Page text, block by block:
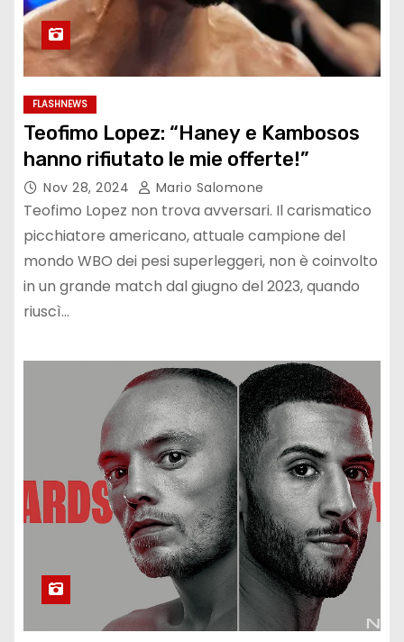
FLASHNEWS
Teofimo Lopez: “Haney e Kambosos
hanno rifiutato le mie offerte!”
Nov 28, 2024 Mario Salomone
Teofimo Lopez non trova avversari. Il carismatico
picchiatore americano, attuale campione del
mondo WBO dei pesi superleggeri, non è coinvolto
in un grande match dal giugno del 2023, quando
riuscì…